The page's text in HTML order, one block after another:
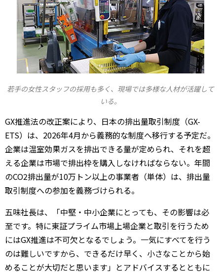
若手の女性スタッフの採用も多く、 現場では多様な人材が活躍して
いる。
GX推進法の改正案により、日本の排出量取引制度（GX-
ETS）は、2026年4月から義務的な制度へ移行する予定だ。
企業は温室効果ガスを排出できる量が定められ、それを超
える企業は市場で排出枠を購入しなければならない。年間
のCO2排出量が10万トン以上の事業者（単体）は、排出量
取引制度への参加を義務づけられる。
五味社長は、「中堅・中小企業にとっても、その影響は必
至です。特に東証プライム市場上場企業と取引を行うため
にはGX推進は不可欠となるでしょう。一気にすべてを行う
のは難しいですから、できるだけ早く、小さなことから始
めることが大切だと思います」とアドバイスするとともに